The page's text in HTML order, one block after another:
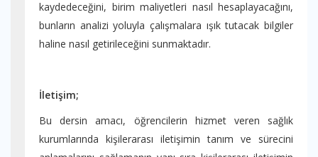
kaydedeceğini, birim maliyetleri nasıl hesaplayacağını,
bunların analizi yoluyla çalışmalara ışık tutacak bilgiler
haline nasıl getirileceğini sunmaktadır.
İletişim;
Bu dersin amacı, öğrencilerin hizmet veren sağlık
kurumlarında kişilerarası iletişimin tanım ve sürecini